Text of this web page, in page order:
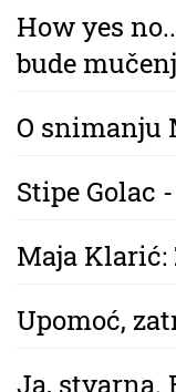
How yes
bude
O snimanju
Stipe Golac
Maja
Upomoć,
Ja,